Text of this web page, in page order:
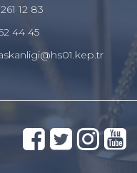
12 83
44 45